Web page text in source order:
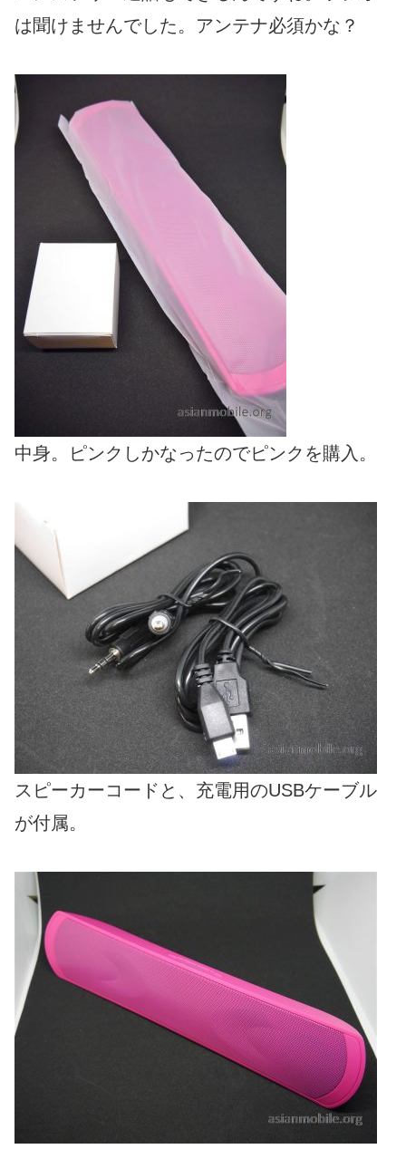
は聞けませんでした。アンテナ必須かな？
中身。ピンクしかなったのでピンクを購入。
スピーカーコードと、充電用のUSBケーブル
が付属。